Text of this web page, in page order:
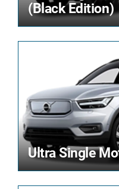
(Black Edition)
Ultra Single